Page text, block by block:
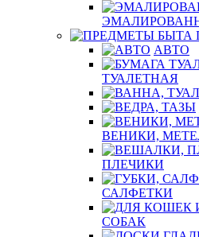
АВТО
ТУАЛЕТНАЯ
ВЕНИКИ,
ПЛЕЧИКИ
САЛФЕТКИ
СОБАК